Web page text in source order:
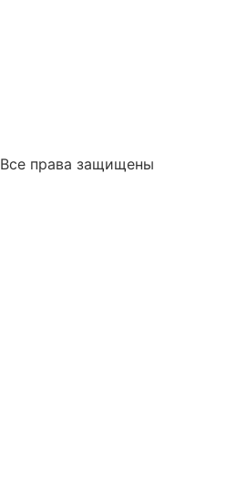
Все права защищены